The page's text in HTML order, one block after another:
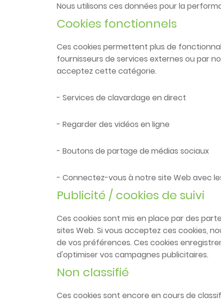
Nous utilisons ces données pour la
Cookies fonctionnels
Ces cookies permettent plus de
fournisseurs de services externes ou par
acceptez cette catégorie.
- Services de clavardage en direct
- Regarder des vidéos en ligne
- Boutons de partage de médias sociaux
- Connectez-vous à notre site Web avec
Publicité / cookies de suivi
Ces cookies sont mis en place par des
sites Web. Si vous acceptez ces cookies,
de vos préférences. Ces cookies
d'optimiser vos campagnes publicitaires.
Non classifié
Ces cookies sont encore en cours de